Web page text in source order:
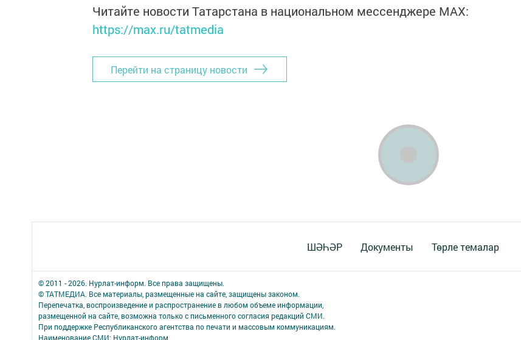
Читайте новости Татарстана в национальном мессенджере MАХ:
https://max.ru/tatmedia
Перейти на страницу новости
ШӘҺӘР Документы Төрле темалар
© 2011 - 2026. Нурлат-⁠информ. Все права защищены.
© ТАТМЕДИА. Все материалы, размещенные на сайте, защищены законом.
Перепечатка, воспроизведение и распространение в любом объеме информации,
размещенной на сайте, возможна только с письменного согласия редакций СМИ.
При поддержке Республиканского агентства по печати и массовым коммуникациям.
Наименование СМИ: Нурлат-⁠информ